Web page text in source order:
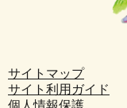
サイトマップ
サイト利用ガイド
個人情報保護